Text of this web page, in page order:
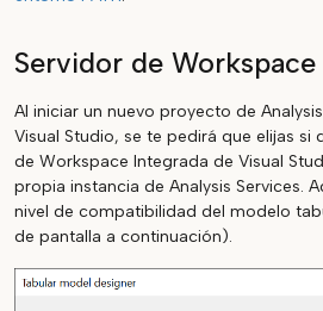
Servidor de
Al iniciar un nuevo proyecto de
Visual Studio, se te pedirá que elijas si
de Workspace Integrada de Visual
propia instancia de Analysis Services.
nivel de compatibilidad del modelo
de pantalla a continuación).